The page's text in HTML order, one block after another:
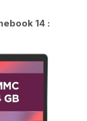
14 :